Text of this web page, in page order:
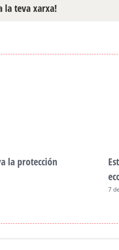
la teva xarxa!
la protección
7